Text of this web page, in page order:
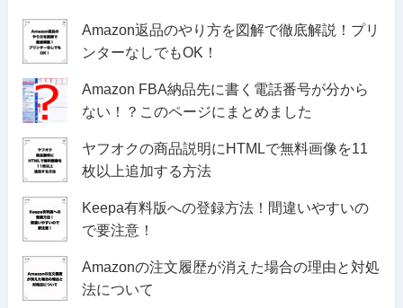
Amazon返品のやり方を図解で徹底解説！プリ
ンターなしでもOK！
Amazon FBA納品先に書く電話番号が分から
ない！？このページにまとめました
ヤフオクの商品説明にHTMLで無料画像を11
枚以上追加する方法
Keepa有料版への登録方法！間違いやすいの
で要注意！
Amazonの注文履歴が消えた場合の理由と対処
法について